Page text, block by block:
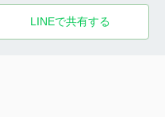
LINEで共有する